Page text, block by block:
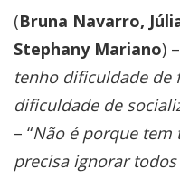
(Bruna Navarro,
Stephany Mariano)
tenho dificuldade de
dificuldade de
– “Não é porque tem
precisa ignorar